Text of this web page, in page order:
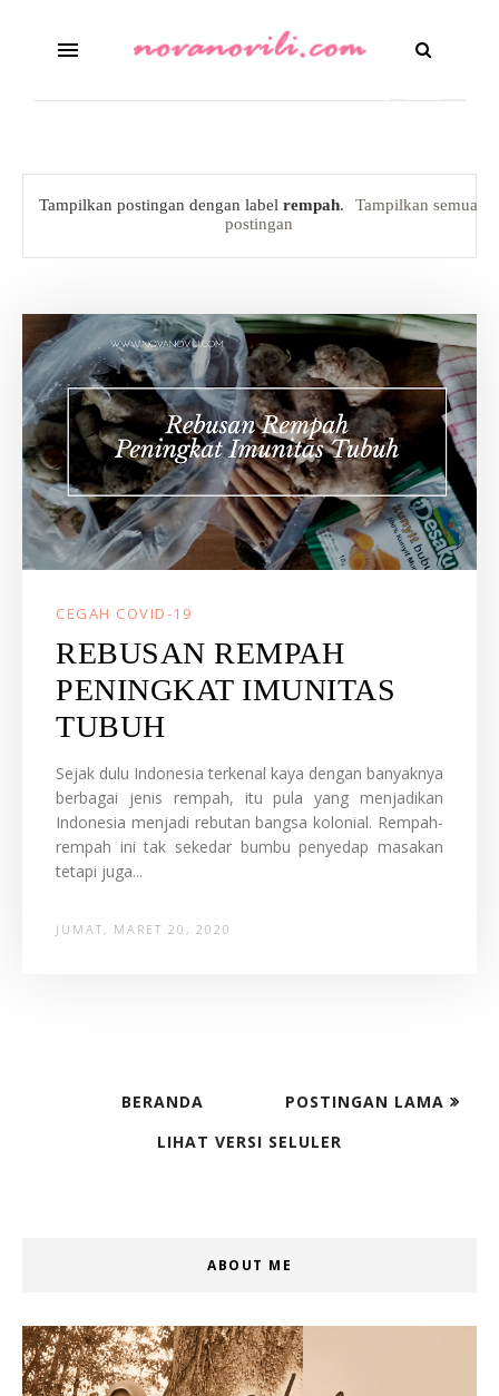
Tampilkan postingan dengan labelrempah.
Tampilkan semua
postingan
CEGAH COVID-19
REBUSAN REMPAH
PENINGKAT IMUNITAS
TUBUH
Sejak dulu Indonesia terkenal kaya dengan banyaknya
berbagai jenis rempah, itu pula yang menjadikan
Indonesia menjadi rebutan bangsa kolonial. Rempah-
rempah ini tak sekedar bumbu penyedap masakan
tetapi juga...
JUMAT, MARET 20, 2020
POSTINGAN LAMA
BERANDA
LIHAT VERSI SELULER
ABOUT ME